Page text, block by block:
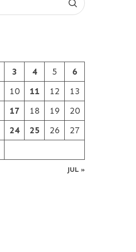
3 4 5
6
10 11 12
13
17 18 19
20
24 25 26
27
JUL »